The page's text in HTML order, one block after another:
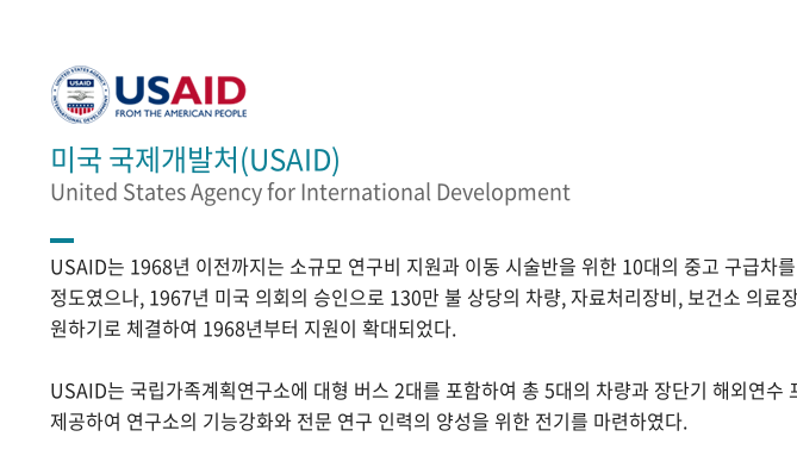
미국 국제개발처(USAID)
United States Agency for International Development
USAID는 1968년 이전까지는 소규모 연구비 지원과 이동 시술반을 위한 10대의 중고 구급차
정도였으나, 1967년 미국 의회의 승인으로 130만 불 상당의 차량, 자료처리장비, 보건소 의료
원하기로 체결하여 1968년부터 지원이 확대되었다.
USAID는 국립가족계획연구소에 대형 버스 2대를 포함하여 총 5대의 차량과 장단기 해외연수
제공하여 연구소의 기능강화와 전문 연구 인력의 양성을 위한 전기를 마련하였다.